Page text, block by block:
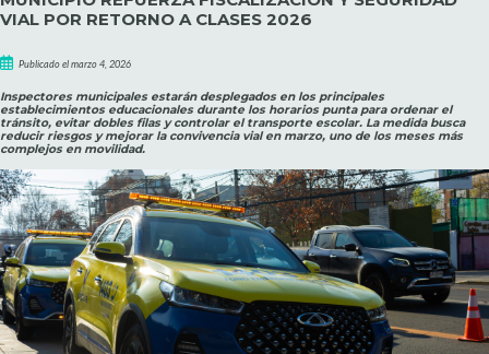
VIAL POR RETORNO A CLASES 2026
Publicado el marzo 4, 2026
Inspectores municipales estarán desplegados en los principales
establecimientos educacionales durante los horarios punta para ordenar el
tránsito, evitar dobles filas y controlar el transporte escolar. La medida busca
reducir riesgos y mejorar la convivencia vial en marzo, uno de los meses más
complejos en movilidad.